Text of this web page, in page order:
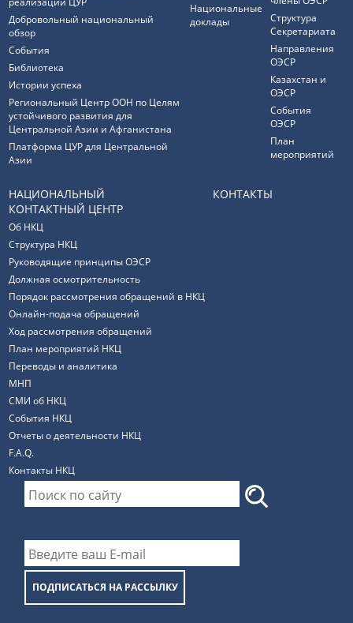
Добровольный национальный
обзор
События
Библиотека
Истории успеха
Региональный Центр ООН по Целям
устойчивого развития для
Центральной Азии и Афганистана
Платформа ЦУР для Центральной
Азии
Национальные
доклады
Структура
Секретариата
Направления
ОЭСР
Казахстан и
ОЭСР
События
ОЭСР
План
мероприятий
НАЦИОНАЛЬНЫЙ
КОНТАКТНЫЙ ЦЕНТР
Об НКЦ
Структура НКЦ
Руководящие принципы ОЭСР
Должная осмотрительность
Порядок рассмотрения обращений в НКЦ
Онлайн-подача обращений
Ход рассмотрения обращений
План мероприятий НКЦ
Переводы и аналитика
МНП
СМИ об НКЦ
События НКЦ
Отчеты о деятельности НКЦ
F.A.Q.
Контакты НКЦ
КОНТАКТЫ
ПОДПИСАТЬСЯ НА РАССЫЛКУ